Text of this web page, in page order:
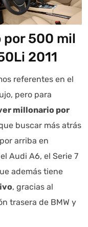
500 mil
2011
referentes en el
pero para
millonario por
buscar más atrás
arriba en
Audi A6, el Serie 7
además tiene
, gracias al
trasera de BMW y